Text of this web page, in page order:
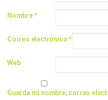
Nombre*
Correo electrónico*
Web
Guarda mi nombre, correo